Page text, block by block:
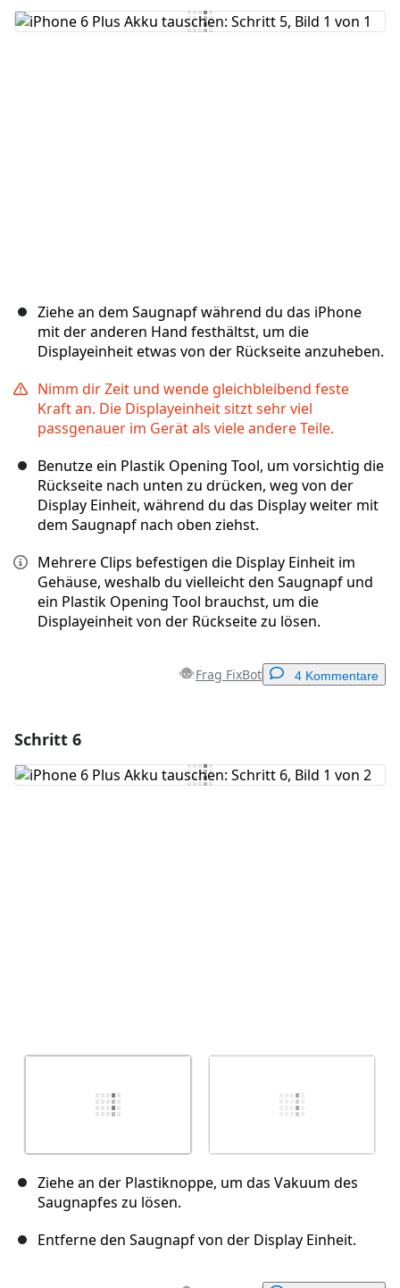
Kommentar hinzufügen
Ziehe an dem Saugnapf während du das iPhone
mit der anderen Hand festhältst, um die
Displayeinheit etwas von der Rückseite anzuheben.
Nimm dir Zeit und wende gleichbleibend feste
Kraft an. Die Displayeinheit sitzt sehr viel
passgenauer im Gerät als viele andere Teile.
Benutze ein Plastik Opening Tool, um vorsichtig die
Rückseite nach unten zu drücken, weg von der
Display Einheit, während du das Display weiter mit
dem Saugnapf nach oben ziehst.
Mehrere Clips befestigen die Display Einheit im
Gehäuse, weshalb du vielleicht den Saugnapf und
ein Plastik Opening Tool brauchst, um die
Displayeinheit von der Rückseite zu lösen.
Frag FixBot 4 Kommentare
Kommentar hinzufügen
Schritt 6
Ziehe an der Plastiknoppe, um das Vakuum des
Saugnapfes zu lösen.
Entferne den Saugnapf von der Display Einheit.